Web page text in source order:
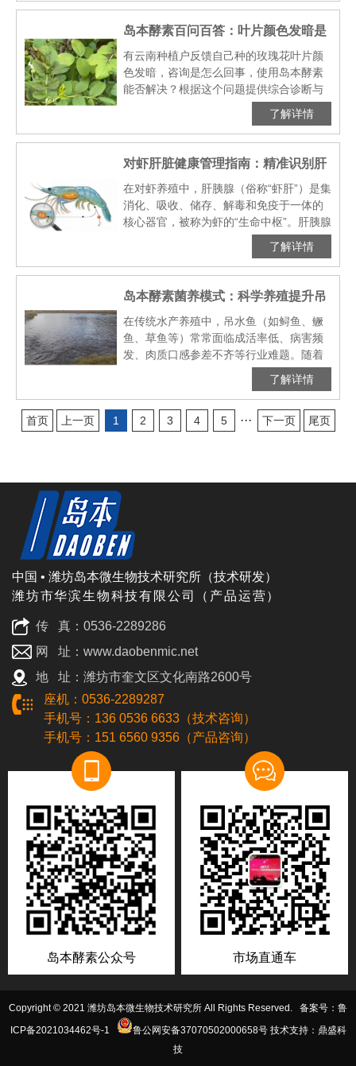
物质积累，从而严重···
岛本酵素百问百答：叶片颜色发暗是
怎么回事？岛本酵素能否解决？
有云南种植户反馈自己种的玫瑰花叶片颜
色发暗，咨询是怎么回事，使用岛本酵素
能否解决？根据这个问题提供综合诊断与
生态调理方案。叶片发暗是植物生长异常
的常见信号，其背后原因复杂。可以使
用“岛本酵素菌剂+磷酸···
了解详情
对虾肝脏健康管理指南：精准识别肝
弱、肝萎缩、坏死，守护养殖效益
在对虾养殖中，肝胰腺（俗称“虾肝”）是集
消化、吸收、储存、解毒和免疫于一体的
核心器官，被称为虾的“生命中枢”。肝胰腺
的健康直接决定了对虾的生长速度、抗病
能力和最终养殖成功率。准确识别肝胰腺
的不同病变阶···
了解详情
岛本酵素菌养模式：科学养殖提升吊
水鱼成活率与品质
在传统水产养殖中，吊水鱼（如鲟鱼、鳜
鱼、草鱼等）常常面临成活率低、病害频
发、肉质口感参差不齐等行业难题。随着
市场对水产品质量要求的不断提高，寻求
一种绿色、高效、可持续的养殖模式成为
了解详情
首页 上一页 1 2 3 4 5 ··· 下一页 尾页
中国 • 潍坊岛本微生物技术研究所（技术研发）
潍坊市华滨生物科技有限公司（产品运营）
传 真：0536-2289286
网 址：www.daobenmic.net
地 址：潍坊市奎文区文化南路2600号
座机：0536-2289287
手机号：136 0536 6633（技术咨询）
手机号：151 6560 9356（产品咨询）
岛本酵素公众号 市场直通车
Copyright © 2021 潍坊岛本微生物技术研究所 All Rights Reserved. 备案号： 鲁
ICP备2021034462号-1
鲁公网安备37070502000658号 技术支持：鼎盛科
技